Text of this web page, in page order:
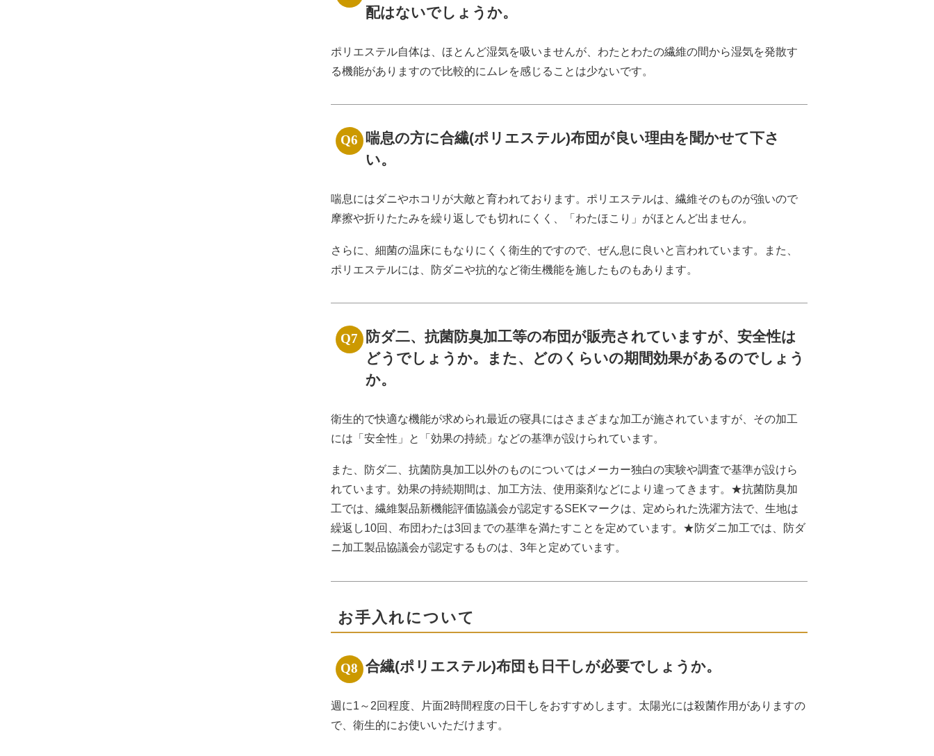
配はないでしょうか。
ポリエステル自体は、ほとんど湿気を吸いませんが、わたとわたの繊維の間から湿気を発散す
る機能がありますので比較的にムレを感じることは少ないです。
喘息の方に合繊(ポリエステル)布団が良い理由を聞かせて下さ
い。
喘息にはダニやホコリが大敵と育われております。ポリエステルは、繊維そのものが強いので
摩擦や折りたたみを繰り返しでも切れにくく、「わたほこり」がほとんど出ません。
さらに、細菌の温床にもなりにくく衛生的ですので、ぜん息に良いと言われています。また、
ポリエステルには、防ダニや抗的など衛生機能を施したものもあります。
防ダ二、抗菌防臭加工等の布団が販売されていますが、安全性は
どうでしょうか。また、どのくらいの期間効果があるのでしょう
か。
衛生的で快適な機能が求められ最近の寝具にはさまざまな加工が施されていますが、その加工
には「安全性」と「効果の持続」などの基準が設けられています。
また、防ダ二、抗菌防臭加工以外のものについてはメーカー独白の実験や調査で基準が設けら
れています。効果の持続期間は、加工方法、使用薬剤などにより違ってきます。★抗菌防臭加
工では、繊維製品新機能評価協議会が認定するSEKマークは、定められた洗濯方法で、生地は
繰返し10回、布団わたは3回までの基準を満たすことを定めています。★防ダニ加工では、防ダ
ニ加工製品協議会が認定するものは、3年と定めています。
お手入れについて
合繊(ポリエステル)布団も日干しが必要でしょうか。
週に1～2回程度、片面2時間程度の日干しをおすすめします。太陽光には殺菌作用がありますの
で、衛生的にお使いいただけます。